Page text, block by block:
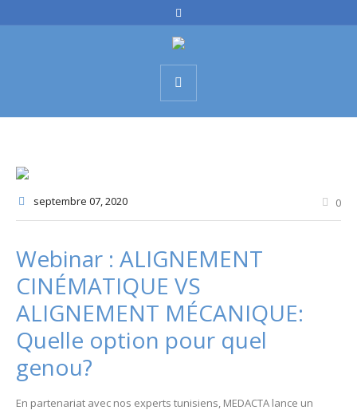
septembre 07, 2020 0
Webinar : ALIGNEMENT
CINÉMATIQUE VS
ALIGNEMENT MÉCANIQUE:
Quelle option pour quel
genou?
En partenariat avec nos experts tunisiens, MEDACTA lance un